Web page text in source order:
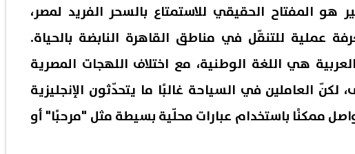
هو المفتاح الحقيقي للاستمتاع بالسحر الفريد لمصر،
عملية للتنقّل في مناطق القاهرة النابضة بالحياة.
هي اللغة الوطنية، مع اختلاف اللهجات المصرية
لكنّ العاملين في السياحة غالبًا ما يتحدّثون الإنجليزية
ممكنًا باستخدام عبارات محلّية بسيطة مثل "مرحبًا" أو
لتوجيه هجوم غير
مسبوق إذا فشلت المفاوضات
06 أغسطس, 2026 03:49 ص
شاب يطعن والده حتى الموت ويصيب
والدته وشقيقه
06 أغسطس, 2026 03:38 ص